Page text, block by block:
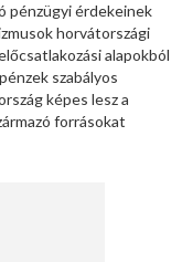
pénzügyi érdekeinek
horvátországi
alapokból
szabályos
képes lesz a
forrásokat